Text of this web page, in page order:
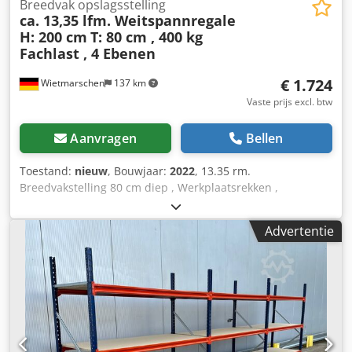
Wietmarschen 137 km
Breedvak opslagsstelling
ca. 13,35 lfm. Weitspannregale
H: 200 cm T: 80 cm , 400 kg
Fachlast , 4 Ebenen
€ 1.724
Vaste prijs excl. btw
Aanvragen Bellen
Toestand: nieuw, Bouwjaar: 2022, 13.35 rm.
Breedvakstelling 80 cm diep , Werkplaatsrekken ,
Opslagrekken , Grote rekken , Handmatige opslag , Rekken
, Kleine onderdelenopslag Gegevens : - Hoogte : ca. 200 cm
- Diepte : ca. 80 cm - Lengte : ca. 13,35 strekkende meter
Plankenaanbod bestaande uit: - 08 x frame ca. 200 x 80
cm, gedemonteerd. - 56 x traverse ca. 185 cm. - 28 x
draaglegbord ca. 184,5 x 79,5 cm. - 56 x draagbalk /
lastverdeler. - Incl. veiligheidspennen - Model : BLT , Type
WR20/80 - Belasting: 400 kg legbordbelasting, met
gelijkmatig verdeelde belasting. - Niveaus: 4 x
Advertentie